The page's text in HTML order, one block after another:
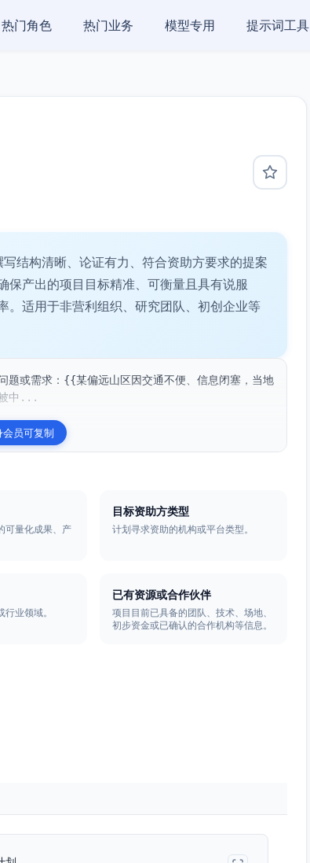
热门角色 热门业务 模型专用 提示词工具
结构清晰、论证有力、符合资助方要求的提案
保产出的项目目标精准、可衡量且具有说服
。适用于非营利组织、研究团队、初创企业等
题或需求：{{某偏远山区因交通不便、信息闭塞，当地
被中...
员可复制
可量化成果、产
目标资助方类型
计划寻求资助的机构或平台类型。
业领域。
已有资源或合作伙伴
项目目前已具备的团队、技术、场地、
初步资金或已确认的合作机构等信息。